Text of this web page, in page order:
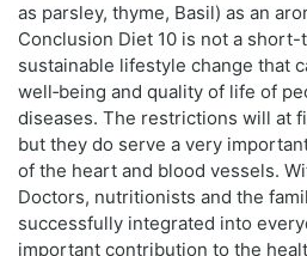
as parsley, thyme, Basil) as an
Conclusion Diet 10 is not a
sustainable lifestyle change that
well‑being and quality of life of
diseases. The restrictions will at
but they do serve a very
of the heart and blood vessels.
Doctors, nutritionists and the
successfully integrated into
important contribution to the